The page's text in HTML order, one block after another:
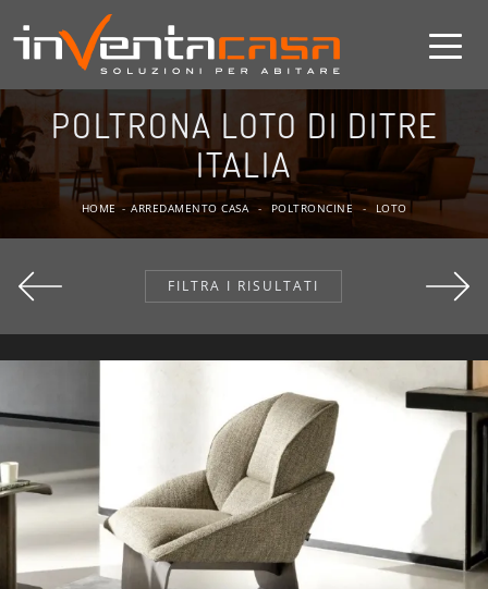
POLTRONA LOTO DI DITRE
ITALIA
HOME - ARREDAMENTO CASA - POLTRONCINE - LOTO
FILTRA I RISULTATI